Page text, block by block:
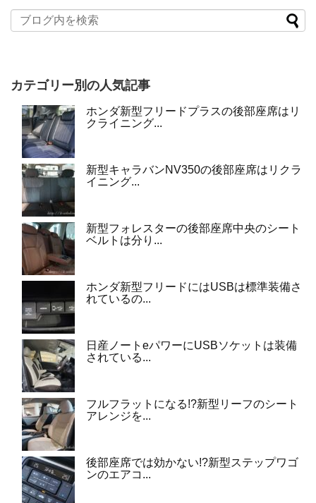
カテゴリー別の人気記事
ホンダ新型フリードプラスの後部座席はリ
クライニング...
新型キャラバンNV350の後部座席はリクラ
イニング...
新型フォレスターの後部座席中央のシート
ベルトは分り...
ホンダ新型フリードにはUSBは標準装備さ
れているの...
日産ノートeパワーにUSBソケットは装備
されている...
フルフラットになる!?新型リーフのシート
アレンジを...
後部座席では効かない!?新型ステップワゴ
ンのエアコ...